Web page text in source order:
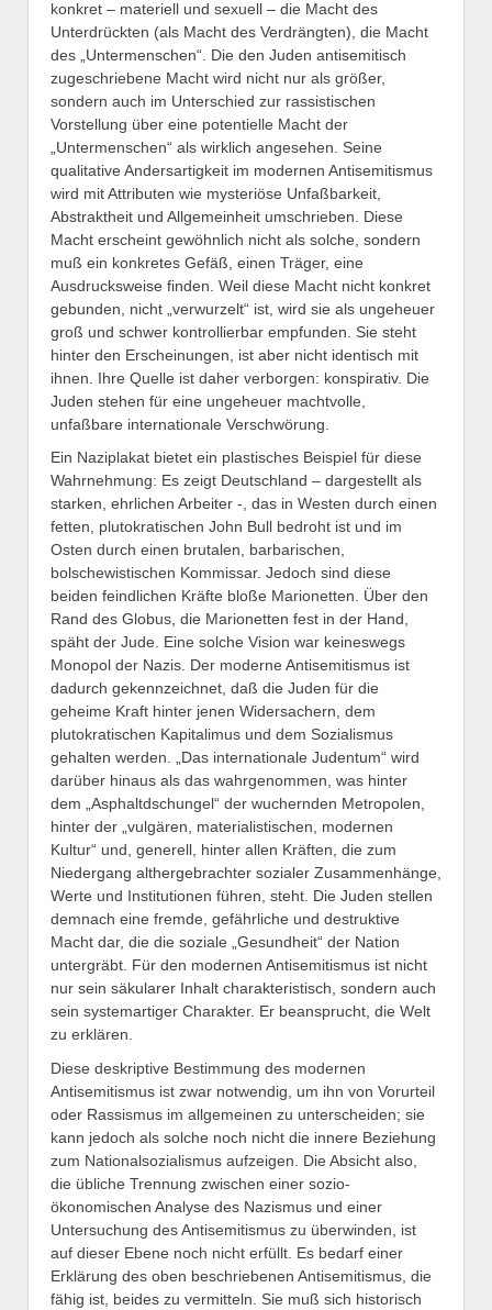
konkret – materiell und sexuell – die Macht des
Unterdrückten (als Macht des Verdrängten), die Macht
des „Untermenschen“. Die den Juden antisemitisch
zugeschriebene Macht wird nicht nur als größer,
sondern auch im Unterschied zur rassistischen
Vorstellung über eine potentielle Macht der
„Untermenschen“ als wirklich angesehen. Seine
qualitative Andersartigkeit im modernen Antisemitismus
wird mit Attributen wie mysteriöse Unfaßbarkeit,
Abstraktheit und Allgemeinheit umschrieben. Diese
Macht erscheint gewöhnlich nicht als solche, sondern
muß ein konkretes Gefäß, einen Träger, eine
Ausdrucksweise finden. Weil diese Macht nicht konkret
gebunden, nicht „verwurzelt“ ist, wird sie als ungeheuer
groß und schwer kontrollierbar empfunden. Sie steht
hinter den Erscheinungen, ist aber nicht identisch mit
ihnen. Ihre Quelle ist daher verborgen: konspirativ. Die
Juden stehen für eine ungeheuer machtvolle,
unfaßbare internationale Verschwörung.
Ein Naziplakat bietet ein plastisches Beispiel für diese
Wahrnehmung: Es zeigt Deutschland – dargestellt als
starken, ehrlichen Arbeiter -, das in Westen durch einen
fetten, plutokratischen John Bull bedroht ist und im
Osten durch einen brutalen, barbarischen,
bolschewistischen Kommissar. Jedoch sind diese
beiden feindlichen Kräfte bloße Marionetten. Über den
Rand des Globus, die Marionetten fest in der Hand,
späht der Jude. Eine solche Vision war keineswegs
Monopol der Nazis. Der moderne Antisemitismus ist
dadurch gekennzeichnet, daß die Juden für die
geheime Kraft hinter jenen Widersachern, dem
plutokratischen Kapitalimus und dem Sozialismus
gehalten werden. „Das internationale Judentum“ wird
darüber hinaus als das wahrgenommen, was hinter
dem „Asphaltdschungel“ der wuchernden Metropolen,
hinter der „vulgären, materialistischen, modernen
Kultur“ und, generell, hinter allen Kräften, die zum
Niedergang althergebrachter sozialer Zusammenhänge,
Werte und Institutionen führen, steht. Die Juden stellen
demnach eine fremde, gefährliche und destruktive
Macht dar, die die soziale „Gesundheit“ der Nation
untergräbt. Für den modernen Antisemitismus ist nicht
nur sein säkularer Inhalt charakteristisch, sondern auch
sein systemartiger Charakter. Er beansprucht, die Welt
zu erklären.
Diese deskriptive Bestimmung des modernen
Antisemitismus ist zwar notwendig, um ihn von Vorurteil
oder Rassismus im allgemeinen zu unterscheiden; sie
kann jedoch als solche noch nicht die innere Beziehung
zum Nationalsozialismus aufzeigen. Die Absicht also,
die übliche Trennung zwischen einer sozio-
ökonomischen Analyse des Nazismus und einer
Untersuchung des Antisemitismus zu überwinden, ist
auf dieser Ebene noch nicht erfüllt. Es bedarf einer
Erklärung des oben beschriebenen Antisemitismus, die
fähig ist, beides zu vermitteln. Sie muß sich historisch